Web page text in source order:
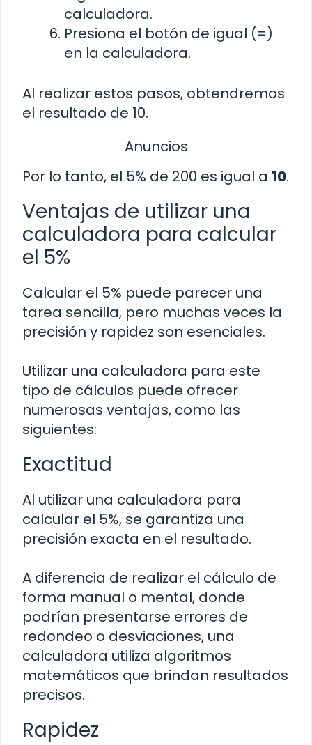
calculadora.
Presiona el botón de igual (=)
en la calculadora.
Al realizar estos pasos, obtendremos
el resultado de 10.
Anuncios
Por lo tanto, el 5% de 200 es igual a 10.
Ventajas de utilizar una
calculadora para calcular
el 5%
Calcular el 5% puede parecer una
tarea sencilla, pero muchas veces la
precisión y rapidez son esenciales.
Utilizar una calculadora para este
tipo de cálculos puede ofrecer
numerosas ventajas, como las
siguientes:
Exactitud
Al utilizar una calculadora para
calcular el 5%, se garantiza una
precisión exacta en el resultado.
A diferencia de realizar el cálculo de
forma manual o mental, donde
podrían presentarse errores de
redondeo o desviaciones, una
calculadora utiliza algoritmos
matemáticos que brindan resultados
precisos.
Rapidez